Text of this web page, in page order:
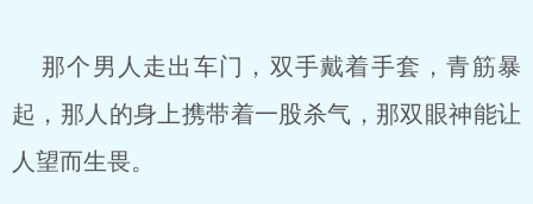
那个男人走出车门，双手戴着手套，青筋暴
起，那人的身上携带着一股杀气，那双眼神能让
人望而生畏。